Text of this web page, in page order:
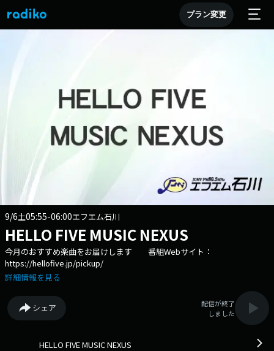
プラン変更
9/6土05:55-06:00エフエム石川
HELLO FIVE MUSIC NEXUS
今月のおすすめ楽曲をお届けします 番組Webサイト：
https://hellofive.jp/pickup/
詳細情報を見る
シェア
配信が終了
しました
HELLO FIVE MUSIC NEXUS